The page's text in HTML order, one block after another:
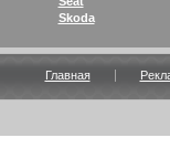
Skoda
Главная